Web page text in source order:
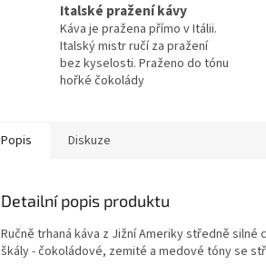
Italské pražení kávy
Káva je pražena přímo v Itálii.
Italský mistr ručí za pražení
bez kyselosti. Praženo do tónu
hořké čokolády
Popis Diskuze
Detailní popis produktu
Ručně trhaná káva z Jižní Ameriky středně
škály - čokoládové, zemité a medové tóny se